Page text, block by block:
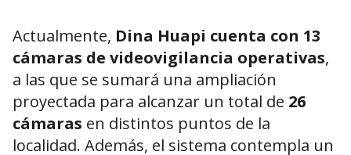
Actualmente, Dina Huapi cuenta con 13
cámaras de videovigilancia operativas,
a las que se sumará una ampliación
proyectada para alcanzar un total de 26
cámaras en distintos puntos de la
localidad. Además, el sistema contempla un